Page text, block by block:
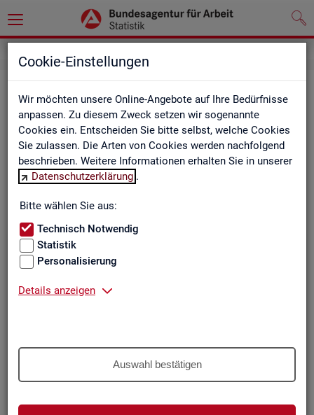
Cookie-Einstellungen
Wir möchten unsere Online-Angebote auf Ihre Bedürfnisse
anpassen. Zu diesem Zweck setzen wir sogenannte
Cookies ein. Entscheiden Sie bitte selbst, welche Cookies
Sie zulassen. Die Arten von Cookies werden nachfolgend
beschrieben. Weitere Informationen erhalten Sie in unserer
Datenschutzerklärung .
Bitte wählen Sie aus:
Technisch Notwendig
Statistik
Personalisierung
Details anzeigen
Auswahl bestätigen
Be­ru­fe auf einen Blick
Die Dia­gram­me und Ta­bel­len wer­den jähr­lich ak­tua­li­siert und
ent­hal­ten In­for­ma­tio­nen zu den The­men Be­schäf­ti­gung, Ent­
gelt, Ar­beits­lo­sig­keit, ge­mel­de­te Ar­beits­stel­len und Fach­kräf­
te­be­darf aller Be­ru­fe sowie der MINT- und In­ge­nieur­be­ru­fe dif­
fe­ren­ziert nach dem An­for­de­rungs­ni­veau (z.B. Fach­kräf­te) für
Deutsch­land, Län­der und Agen­tur­be­zir­ke
Bitte wäh­len Sie ein Thema aus
Arbeitszeit und Anforderungsniveau, sowie
den wichtigsten Branchen